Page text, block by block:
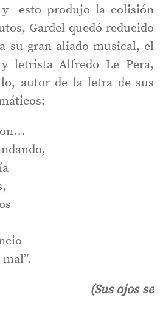
y esto produjo la colisión
Gardel quedó reducido
su gran aliado musical, el
letrista Alfredo Le Pera,
autor de la letra de sus
(Sus ojos se